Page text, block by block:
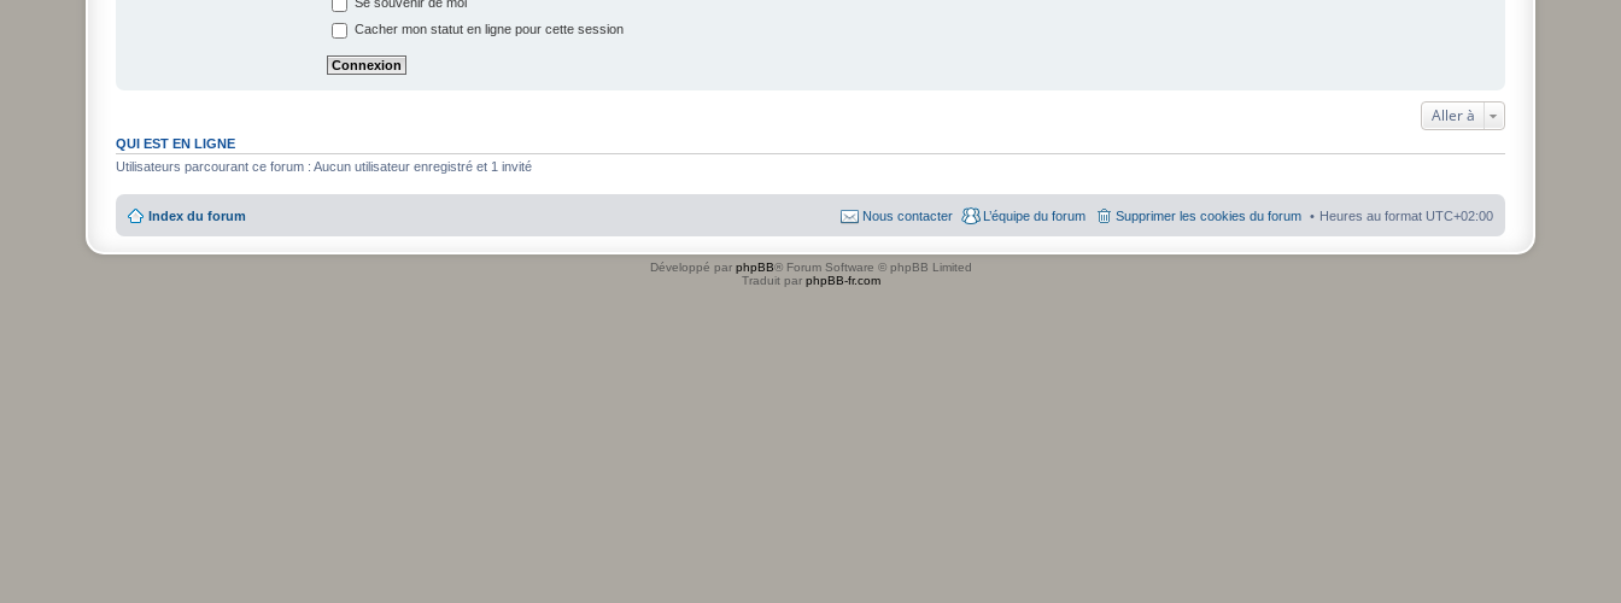
Cacher mon statut en ligne pour cette session
Aller à
QUI EST EN LIGNE
Utilisateurs parcourant ce forum : Aucun utilisateur enregistré et 1 invité
Index du forum Heures au format UTC+02:00
Supprimer les cookies du forum
L’équipe du forum
Nous contacter
Développé par phpBB® Forum Software © phpBB Limited
Traduit par phpBB-fr.com